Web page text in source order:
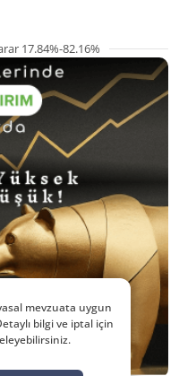
17.84%-82.16%
mevzuata uygun
bilgi ve iptal için